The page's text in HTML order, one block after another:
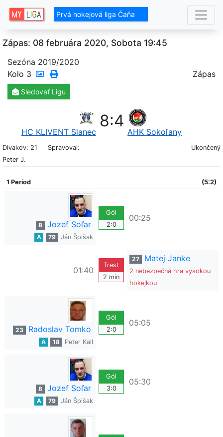
Prvá hokejová liga Čaňa
Zápas: 08 februára 2020, Sobota 19:45
Sezóna 2019/2020
Kolo 3 Zápas
Sledovať Ligu
HC KLIVENT Slanec
8:4
AHK Sokoľany
Divakov: 21
Spravoval:
Peter J.
Ukončený
1 Period (5:2)
8 Jozef Soľar
A 79 Ján Špišak
Gól
2:0
00:25
01:40
Trest
2 min
27 Matej Janke
2 nebezpečná hra vysokou
hokejkou
23 Radoslav Tomko
A 18 Peter Kall
Gól
2:0
05:05
8 Jozef Soľar
A 79 Ján Špišak
Gól
3:0
05:30